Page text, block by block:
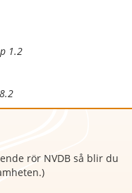
1.2
rör NVDB så blir du